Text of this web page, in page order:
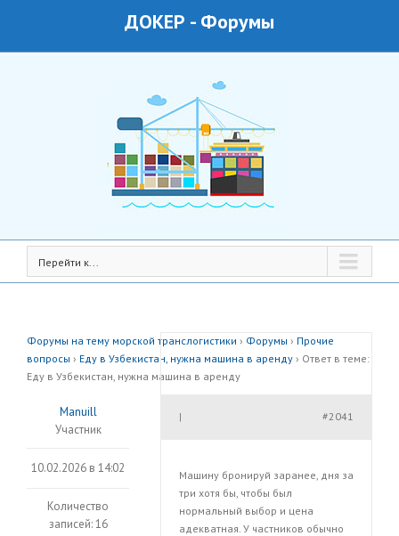
ДОКЕР - Форумы
Перейти к...
Форумы на тему морской транслогистики › Форумы › Прочие
вопросы › Еду в Узбекистан, нужна машина в аренду › Ответ в теме:
Еду в Узбекистан, нужна машина в аренду
Manuill
Участник
10.02.2026 в 14:02
Количество
записей: 16
#2041
|
Машину бронируй заранее, дня за
три хотя бы, чтобы был
нормальный выбор и цена
адекватная. У частников обычно